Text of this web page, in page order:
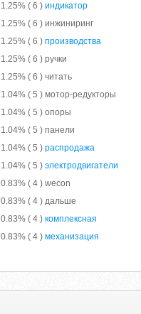
1.25% ( 6 ) индикатор
1.25% ( 6 ) инжиниринг
1.25% ( 6 ) производства
1.25% ( 6 ) ручки
1.25% ( 6 ) читать
1.04% ( 5 ) мотор-редукторы
1.04% ( 5 ) опоры
1.04% ( 5 ) панели
1.04% ( 5 ) распродажа
1.04% ( 5 ) электродвигатели
0.83% ( 4 ) wecon
0.83% ( 4 ) дальше
0.83% ( 4 ) комплексная
0.83% ( 4 ) механизация